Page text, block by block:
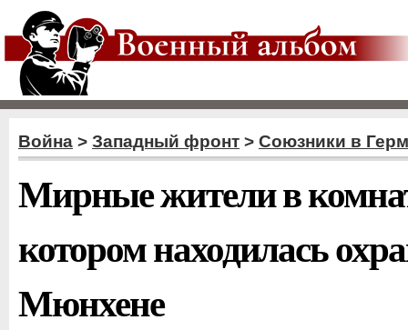
Война > Западный фронт > Союзники в
Мирные жители в
котором находилась
Мюнхене